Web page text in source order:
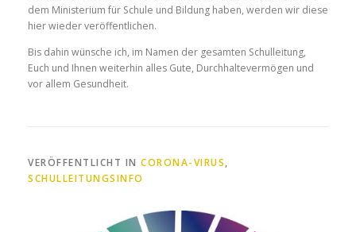
dem Ministerium für Schule und Bildung haben, werden wir diese
hier wieder veröffentlichen.
Bis dahin wünsche ich, im Namen der gesamten Schulleitung,
Euch und Ihnen weiterhin alles Gute, Durchhaltevermögen und
vor allem Gesundheit.
VERÖFFENTLICHT IN CORONA-VIRUS,
SCHULLEITUNGSINFO